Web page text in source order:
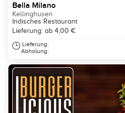
Bella Milano
Kellinghusen
Indisches Restaurant
Lieferung: ab 4,00 €
Lieferung:
Abholung: